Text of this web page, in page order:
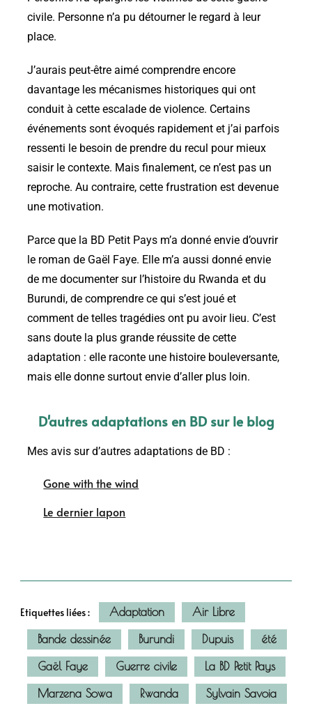
civile. Personne n’a pu détourner le regard à leur
place.
J’aurais peut-être aimé comprendre encore
davantage les mécanismes historiques qui ont
conduit à cette escalade de violence. Certains
événements sont évoqués rapidement et j’ai parfois
ressenti le besoin de prendre du recul pour mieux
saisir le contexte. Mais finalement, ce n’est pas un
reproche. Au contraire, cette frustration est devenue
une motivation.
Parce que la BD Petit Pays m’a donné envie d’ouvrir
le roman de Gaël Faye. Elle m’a aussi donné envie
de me documenter sur l’histoire du Rwanda et du
Burundi, de comprendre ce qui s’est joué et
comment de telles tragédies ont pu avoir lieu. C’est
sans doute la plus grande réussite de cette
adaptation : elle raconte une histoire bouleversante,
mais elle donne surtout envie d’aller plus loin.
D'autres adaptations en BD sur le blog
Mes avis sur d’autres adaptations de BD :
Gone with the wind
Le dernier lapon
Etiquettes liées : Adaptation
Air Libre
Bande dessinée
Burundi Dupuis
été
Gaël Faye
Guerre civile
La BD Petit Pays
Marzena Sowa
Rwanda Sylvain Savoia